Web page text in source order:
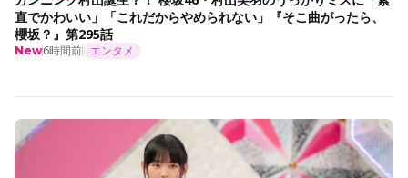
直でかわいい」「これだからやめられない」『そこ曲がったら、
櫻坂？』第295話
New6時間前 エンタメ